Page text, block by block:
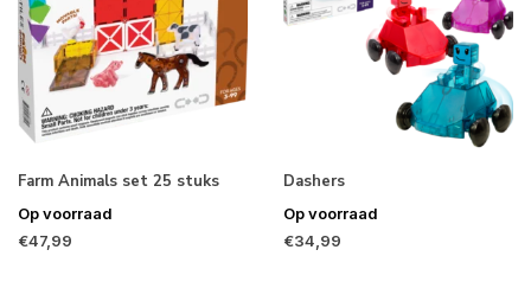
Farm Animals set 25 stuks
Op voorraad
€47,99
Dashers
Op voorraad
€34,99